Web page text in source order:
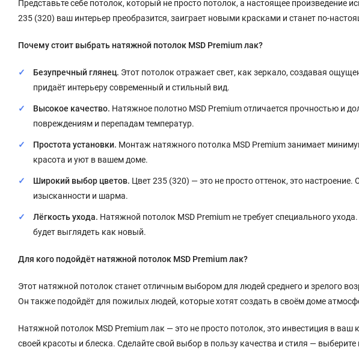
Представьте себе потолок, который не просто потолок, а настоящее произведение
235 (320) ваш интерьер преобразится, заиграет новыми красками и станет по-
Почему стоит выбрать натяжной потолок MSD Premium лак?
Безупречный глянец. Этот потолок отражает свет, как зеркало, создавая
придаёт интерьеру современный и стильный вид.
Высокое качество. Натяжное полотно MSD Premium отличается прочностью и
повреждениям и перепадам температур.
Простота установки. Монтаж натяжного потолка MSD Premium занимает
красота и уют в вашем доме.
Широкий выбор цветов. Цвет 235 (320) — это не просто оттенок, это
изысканности и шарма.
Лёгкость ухода. Натяжной потолок MSD Premium не требует специального
будет выглядеть как новый.
Для кого подойдёт натяжной потолок MSD Premium лак?
Этот натяжной потолок станет отличным выбором для людей среднего и зрелого
Он также подойдёт для пожилых людей, которые хотят создать в своём доме
Натяжной потолок MSD Premium лак — это не просто потолок, это инвестиция в
своей красоты и блеска. Сделайте свой выбор в пользу качества и стиля —